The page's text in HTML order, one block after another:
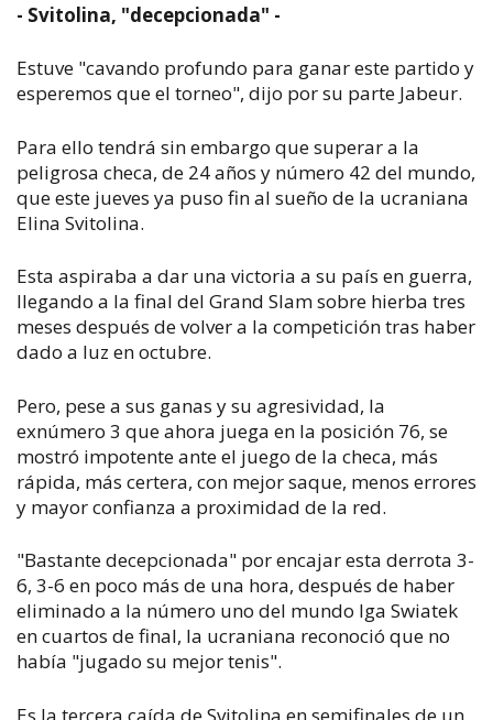
- Svitolina, "decepcionada" -
Estuve "cavando profundo para ganar este partido y
esperemos que el torneo", dijo por su parte Jabeur.
Para ello tendrá sin embargo que superar a la
peligrosa checa, de 24 años y número 42 del mundo,
que este jueves ya puso fin al sueño de la ucraniana
Elina Svitolina.
Esta aspiraba a dar una victoria a su país en guerra,
llegando a la final del Grand Slam sobre hierba tres
meses después de volver a la competición tras haber
dado a luz en octubre.
Pero, pese a sus ganas y su agresividad, la
exnúmero 3 que ahora juega en la posición 76, se
mostró impotente ante el juego de la checa, más
rápida, más certera, con mejor saque, menos errores
y mayor confianza a proximidad de la red.
"Bastante decepcionada" por encajar esta derrota 3-
6, 3-6 en poco más de una hora, después de haber
eliminado a la número uno del mundo Iga Swiatek
en cuartos de final, la ucraniana reconoció que no
había "jugado su mejor tenis".
Es la tercera caída de Svitolina en semifinales de un